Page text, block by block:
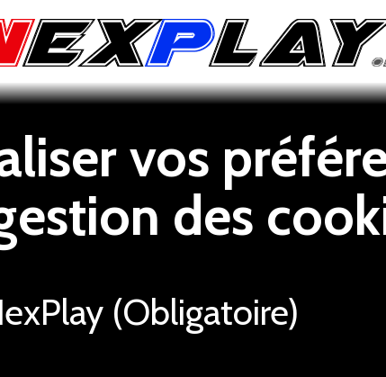
vos
des
(Obligatoire)